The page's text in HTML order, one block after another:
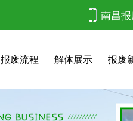
南昌
报废流程 解体展示 报废